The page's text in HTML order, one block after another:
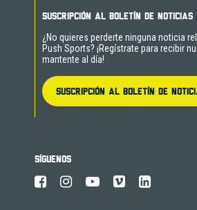
SUSCRIPCIÓN AL BOLETÍN DE NOTICIAS
¿No quieres perderte ninguna noticia
Push Sports? ¡Regístrate para recibir
mantente al día!
SUSCRIPCIÓN AL BOLETÍN DE
SÍGUENOS